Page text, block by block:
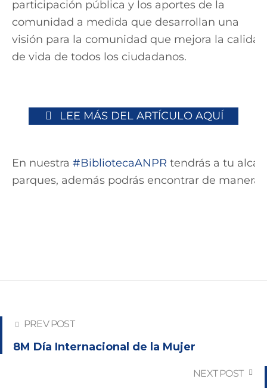
participación pública y los aportes de la
comunidad a medida que desarrollan una
visión para la comunidad que mejora la calidad
de vida de todos los ciudadanos.
LEE MÁS DEL ARTÍCULO AQUÍ
En nuestra #BibliotecaANPR tendrás a tu
parques, además podrás encontrar de
PREV POST
8M Día Internacional de la Mujer
NEXT POST